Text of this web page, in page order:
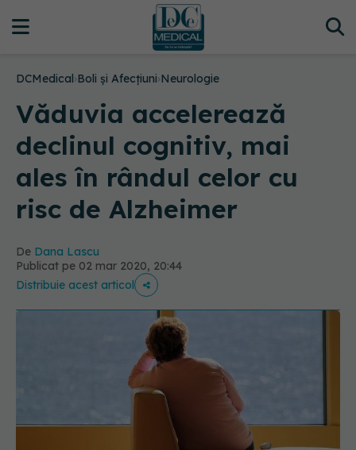
DCMedical›Boli și Afecțiuni›Neurologie
Văduvia accelerează
declinul cognitiv, mai
ales în rândul celor cu
risc de Alzheimer
De Dana Lascu
Publicat pe 02 mar 2020, 20:44
Distribuie acest articol